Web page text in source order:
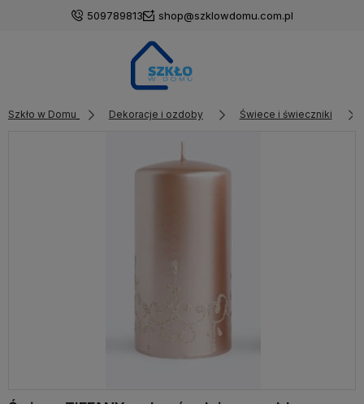
509789813 shop@szklowdomu.com.pl
Szkło w Domu Dekoracje i ozdoby Świece i świeczniki